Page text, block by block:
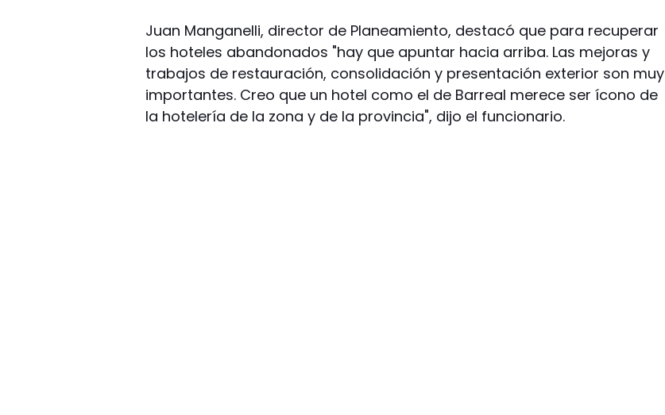
Juan Manganelli, director de Planeamiento, destacó que para recuperar
los hoteles abandonados "hay que apuntar hacia arriba. Las mejoras y
trabajos de restauración, consolidación y presentación exterior son muy
importantes. Creo que un hotel como el de Barreal merece ser ícono de
la hotelería de la zona y de la provincia", dijo el funcionario.